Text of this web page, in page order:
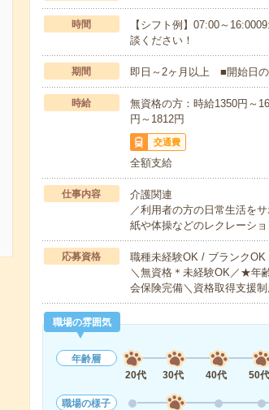
時間
【シフト例】07:00～
談ください！
期間 即日～2ヶ月以上 ■開始日の
時給
無資格の方：時給1350円～
円～1812円
交通費
全額支給
仕事内容
介護関連
／利用者の方の日常生活を
紙や体操などのレクレーシ
応募資格
職種未経験OK / ブランク
＼無資格＊未経験OK／★年
会保険完備＼資格取得支援
職場の雰囲気
年齢層
20代
30代 40代 50代
職場の様子